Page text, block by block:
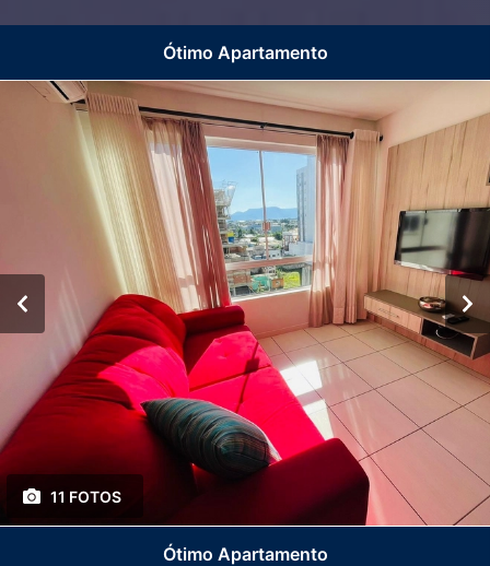
Ótimo Apartamento
11 FOTOS
Ótimo Apartamento